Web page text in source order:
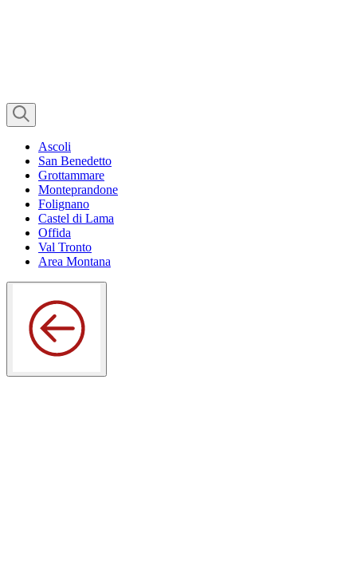
Ascoli
San Benedetto
Grottammare
Monteprandone
Folignano
Castel di Lama
Offida
Val Tronto
Area Montana